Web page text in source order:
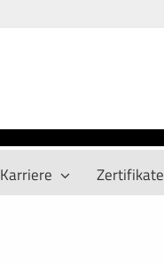
Karriere Zertifikate